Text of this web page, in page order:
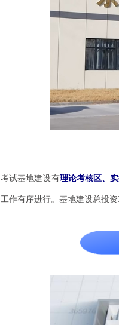
考试基地建设有理论考核区、
工作有序进行。基地建设总投